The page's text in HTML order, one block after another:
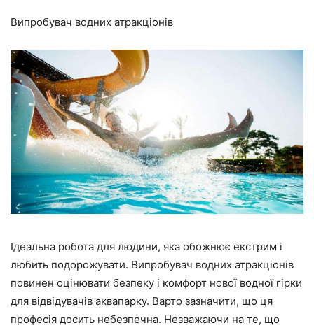
Випробувач водних атракціонів
Ідеальна робота для людини, яка обожнює екстрим і
любить подорожувати. Випробувач водних атракціонів
повинен оцінювати безпеку і комфорт нової водної гірки
для відвідувачів аквапарку. Варто зазначити, що ця
професія досить небезпечна. Незважаючи на те, що